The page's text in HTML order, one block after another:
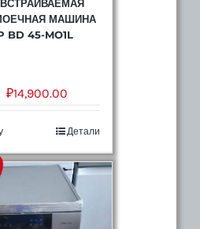
МАШИНА
BD 45-MO1L
₽14,900.00
Детали